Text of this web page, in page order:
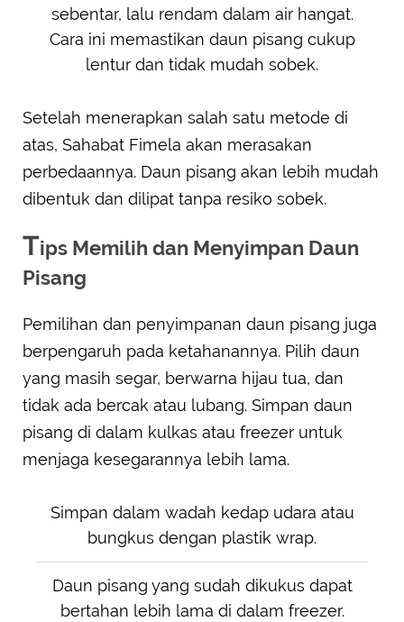
sebentar, lalu rendam dalam air hangat.
Cara ini memastikan daun pisang cukup
lentur dan tidak mudah sobek.
Setelah menerapkan salah satu metode di
atas, Sahabat Fimela akan merasakan
perbedaannya. Daun pisang akan lebih mudah
dibentuk dan dilipat tanpa resiko sobek.
Tips Memilih dan Menyimpan Daun
Pisang
Pemilihan dan penyimpanan daun pisang juga
berpengaruh pada ketahanannya. Pilih daun
yang masih segar, berwarna hijau tua, dan
tidak ada bercak atau lubang. Simpan daun
pisang di dalam kulkas atau freezer untuk
menjaga kesegarannya lebih lama.
Simpan dalam wadah kedap udara atau
bungkus dengan plastik wrap.
Daun pisang yang sudah dikukus dapat
bertahan lebih lama di dalam freezer.